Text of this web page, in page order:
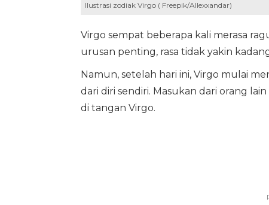
llustrasi zodiak Virgo ( Freepik/Allexxandar)
Virgo sempat beberapa kali merasa
urusan penting, rasa tidak yakin
Namun, setelah hari ini, Virgo mulai
dari diri sendiri. Masukan dari orang
di tangan Virgo.